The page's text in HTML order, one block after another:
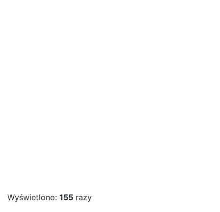
Wyświetlono: 155 razy